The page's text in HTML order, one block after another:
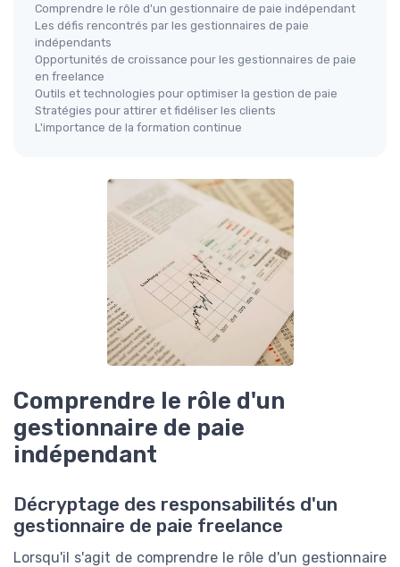
Comprendre le rôle d'un gestionnaire de paie indépendant
Les défis rencontrés par les gestionnaires de paie
indépendants
Opportunités de croissance pour les gestionnaires de paie
en freelance
Outils et technologies pour optimiser la gestion de paie
Stratégies pour attirer et fidéliser les clients
L'importance de la formation continue
Comprendre le rôle d'un
gestionnaire de paie
indépendant
Décryptage des responsabilités d'un
gestionnaire de paie freelance
Lorsqu'il s'agit de comprendre le rôle d'un gestionnaire